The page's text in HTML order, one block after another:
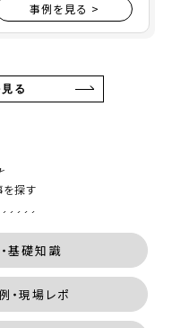
事例を見る >
る
探す
基礎知識
・現場レポ